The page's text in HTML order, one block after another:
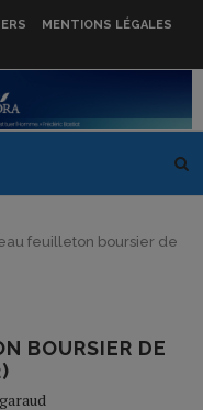
MENTIONS LÉGALES
feuilleton boursier de
BOURSIER DE